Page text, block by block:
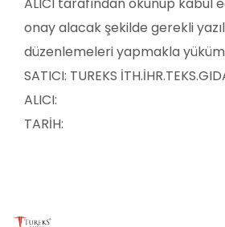
onay alacak şekilde gerekli
düzenlemeleri yapmakla
SATICI: TUREKS
ALICI:
TARİH: